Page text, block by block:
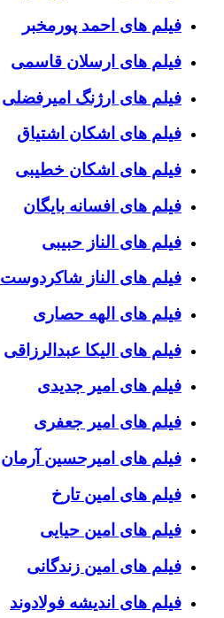
فیلم های احمد پورمخبر
فیلم های ارسلان قاسمی
فیلم های ارژنگ امیرفضلی
فیلم های اشکان اشتیاق
فیلم های اشکان خطیبی
فیلم های افسانه بایگان
فیلم های الناز حبیبی
فیلم های الناز شاکردوست
فیلم های الهه حصاری
فیلم های الیکا عبدالرزاقی
فیلم های امیر جدیدی
فیلم های امیر جعفری
فیلم های امیرحسین آرمان
فیلم های امین تارخ
فیلم های امین حیایی
فیلم های امین زندگانی
فیلم های اندیشه فولادوند